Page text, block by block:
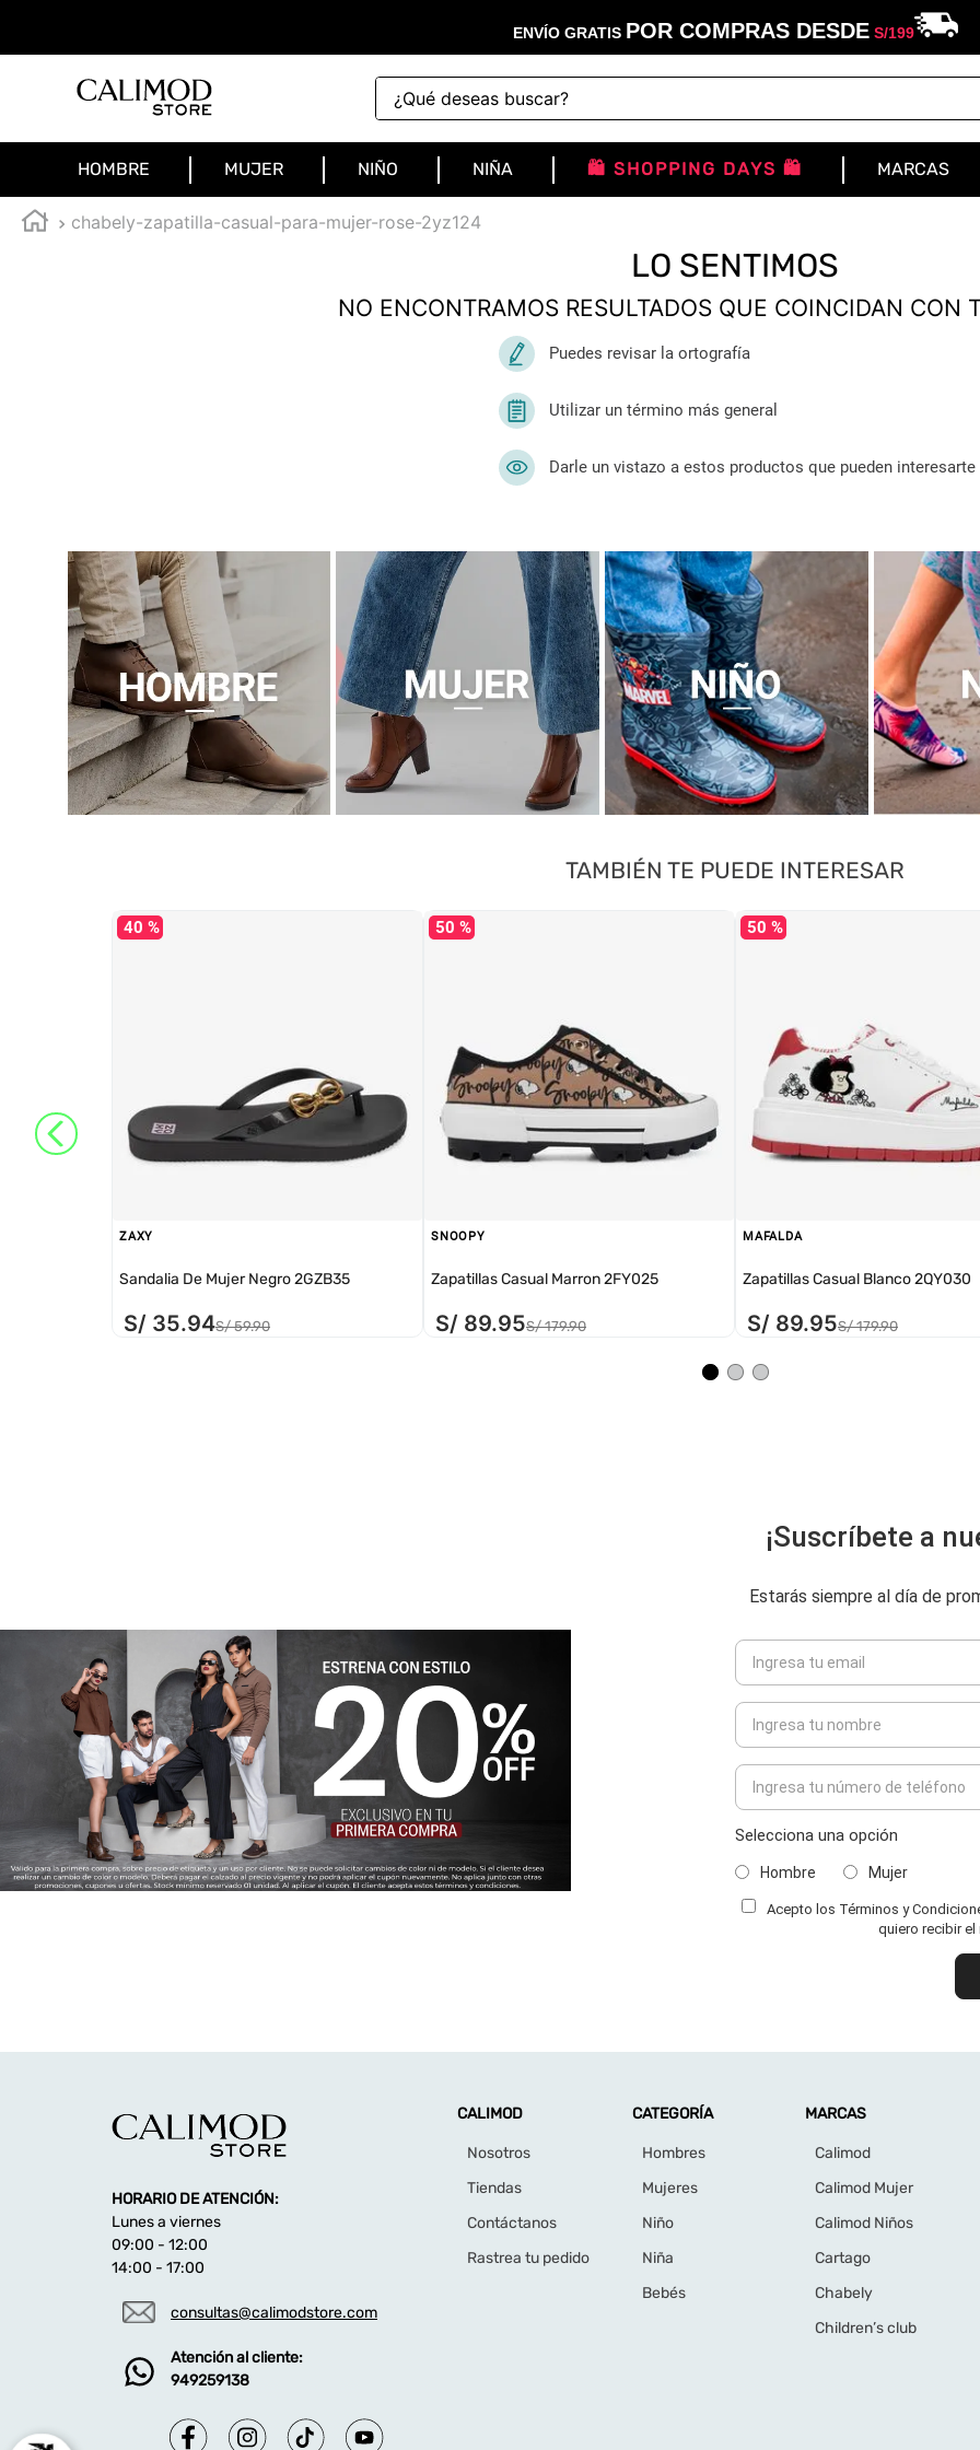
ENVÍO GRATIS POR COMPRAS DESDES/199
¿Qué deseas buscar?
HOMBRE MUJER NIÑO NIÑA 🛍️ SHOPPING DAYS 🛍️ MARCAS
chabely-zapatilla-casual-para-mujer-rose-2yz124
LO SENTIMOS
NO ENCONTRAMOS RESULTADOS QUE COINCIDAN CON
Puedes revisar la ortografía
Utilizar un término más general
Darle un vistazo a estos productos que pueden interesarte
TAMBIÉN TE PUEDE INTERESAR
40 %
ZAXY
Sandalia De Mujer Negro 2GZB35
S/ 35.94S/ 59.90
50 %
SNOOPY
Zapatillas Casual Marron 2FY025
S/ 89.95S/ 179.90
50 %
MAFALDA
Zapatillas Casual Blanco 2QY030
S/ 89.95S/ 179.90
¡Suscríbete a
Estarás siempre al día de
Selecciona una opción
Hombre Mujer
Acepto los Términos y
quiero recibir
HORARIO DE ATENCIÓN:
Lunes a viernes
09:00 - 12:00
14:00 - 17:00
consultas@calimodstore.com
Atención al cliente:
949259138
CALIMOD
Nosotros
Tiendas
Contáctanos
Rastrea tu pedido
CATEGORÍA
Hombres
Mujeres
Niño
Niña
Bebés
MARCAS
Calimod
Calimod Mujer
Calimod Niños
Cartago
Chabely
Children’s club